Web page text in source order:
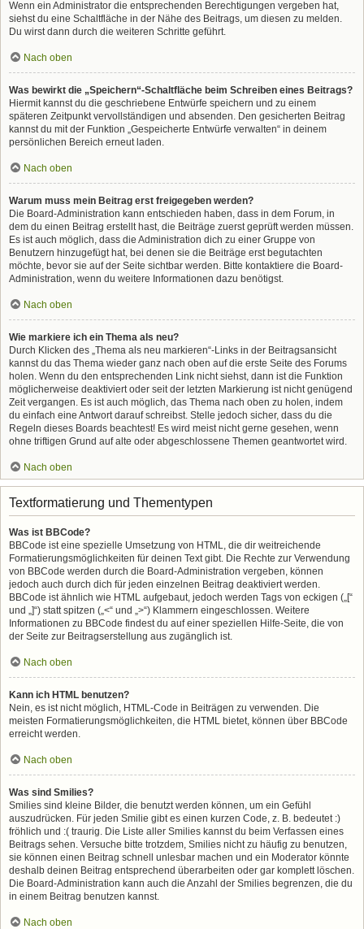
Wenn ein Administrator die entsprechenden Berechtigungen vergeben hat,
siehst du eine Schaltfläche in der Nähe des Beitrags, um diesen zu melden.
Du wirst dann durch die weiteren Schritte geführt.
Nach oben
Was bewirkt die „Speichern“-Schaltfläche beim Schreiben eines Beitrags?
Hiermit kannst du die geschriebene Entwürfe speichern und zu einem
späteren Zeitpunkt vervollständigen und absenden. Den gesicherten Beitrag
kannst du mit der Funktion „Gespeicherte Entwürfe verwalten“ in deinem
persönlichen Bereich erneut laden.
Nach oben
Warum muss mein Beitrag erst freigegeben werden?
Die Board-Administration kann entschieden haben, dass in dem Forum, in
dem du einen Beitrag erstellt hast, die Beiträge zuerst geprüft werden müssen.
Es ist auch möglich, dass die Administration dich zu einer Gruppe von
Benutzern hinzugefügt hat, bei denen sie die Beiträge erst begutachten
möchte, bevor sie auf der Seite sichtbar werden. Bitte kontaktiere die Board-
Administration, wenn du weitere Informationen dazu benötigst.
Nach oben
Wie markiere ich ein Thema als neu?
Durch Klicken des „Thema als neu markieren“-Links in der Beitragsansicht
kannst du das Thema wieder ganz nach oben auf die erste Seite des Forums
holen. Wenn du den entsprechenden Link nicht siehst, dann ist die Funktion
möglicherweise deaktiviert oder seit der letzten Markierung ist nicht genügend
Zeit vergangen. Es ist auch möglich, das Thema nach oben zu holen, indem
du einfach eine Antwort darauf schreibst. Stelle jedoch sicher, dass du die
Regeln dieses Boards beachtest! Es wird meist nicht gerne gesehen, wenn
ohne triftigen Grund auf alte oder abgeschlossene Themen geantwortet wird.
Nach oben
Textformatierung und Thementypen
Was ist BBCode?
BBCode ist eine spezielle Umsetzung von HTML, die dir weitreichende
Formatierungsmöglichkeiten für deinen Text gibt. Die Rechte zur Verwendung
von BBCode werden durch die Board-Administration vergeben, können
jedoch auch durch dich für jeden einzelnen Beitrag deaktiviert werden.
BBCode ist ähnlich wie HTML aufgebaut, jedoch werden Tags von eckigen („[“
und „]“) statt spitzen („<“ und „>“) Klammern eingeschlossen. Weitere
Informationen zu BBCode findest du auf einer speziellen Hilfe-Seite, die von
der Seite zur Beitragserstellung aus zugänglich ist.
Nach oben
Kann ich HTML benutzen?
Nein, es ist nicht möglich, HTML-Code in Beiträgen zu verwenden. Die
meisten Formatierungsmöglichkeiten, die HTML bietet, können über BBCode
erreicht werden.
Nach oben
Was sind Smilies?
Smilies sind kleine Bilder, die benutzt werden können, um ein Gefühl
auszudrücken. Für jeden Smilie gibt es einen kurzen Code, z. B. bedeutet :)
fröhlich und :( traurig. Die Liste aller Smilies kannst du beim Verfassen eines
Beitrags sehen. Versuche bitte trotzdem, Smilies nicht zu häufig zu benutzen,
sie können einen Beitrag schnell unlesbar machen und ein Moderator könnte
deshalb deinen Beitrag entsprechend überarbeiten oder gar komplett löschen.
Die Board-Administration kann auch die Anzahl der Smilies begrenzen, die du
in einem Beitrag benutzen kannst.
Nach oben